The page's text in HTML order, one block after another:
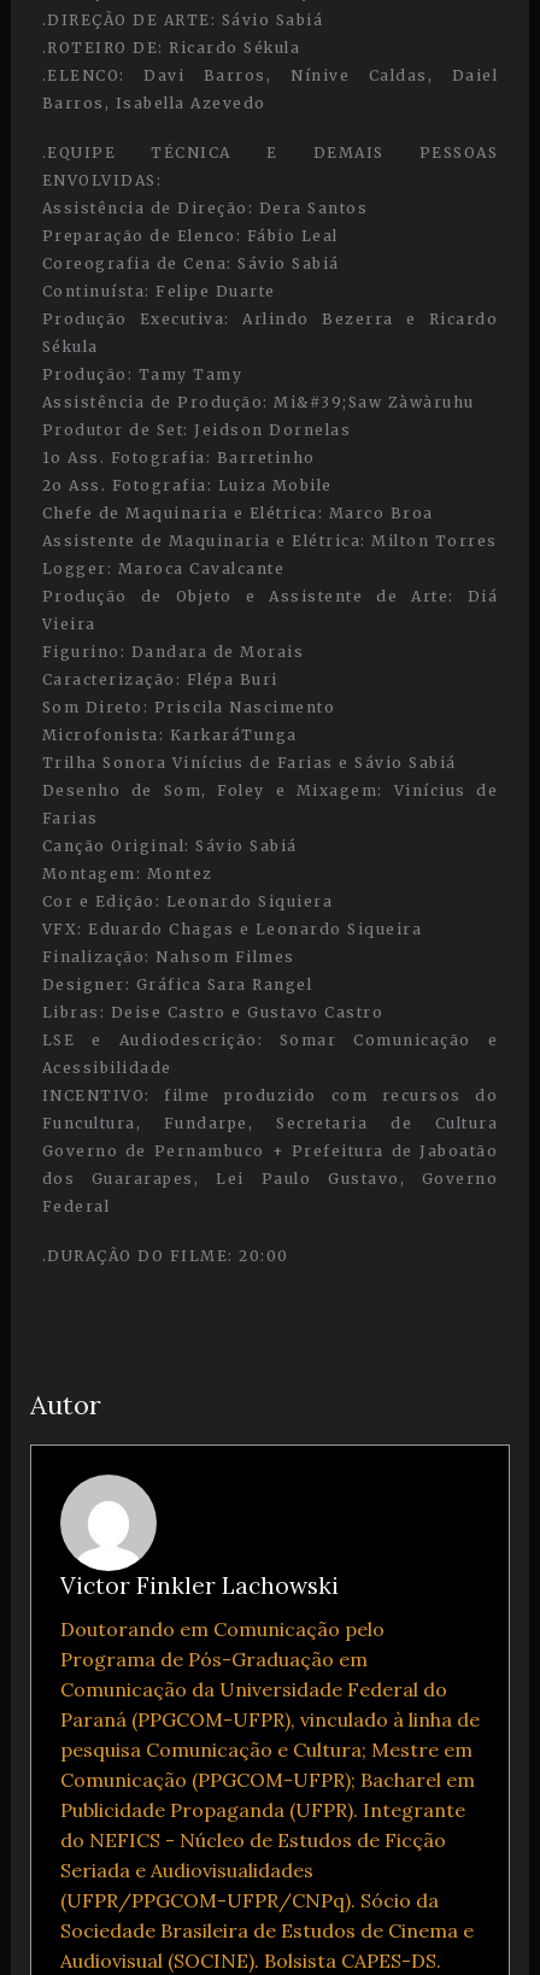
.DIREÇÃO DE ARTE: Sávio Sabiá
.ROTEIRO DE: Ricardo Sékula
.ELENCO: Davi Barros, Nínive Caldas, Daiel
Barros, Isabella Azevedo
.EQUIPE TÉCNICA E DEMAIS PESSOAS
ENVOLVIDAS:
Assistência de Direção: Dera Santos
Preparação de Elenco: Fábio Leal
Coreografia de Cena: Sávio Sabiá
Continuísta: Felipe Duarte
Produção Executiva: Arlindo Bezerra e Ricardo
Sékula
Produção: Tamy Tamy
Assistência de Produção: Mi&#39;Saw Zàwàruhu
Produtor de Set: Jeidson Dornelas
1o Ass. Fotografia: Barretinho
2o Ass. Fotografia: Luiza Mobile
Chefe de Maquinaria e Elétrica: Marco Broa
Assistente de Maquinaria e Elétrica: Milton Torres
Logger: Maroca Cavalcante
Produção de Objeto e Assistente de Arte: Diá
Vieira
Figurino: Dandara de Morais
Caracterização: Flépa Buri
Som Direto: Priscila Nascimento
Microfonista: KarkaráTunga
Trilha Sonora Vinícius de Farias e Sávio Sabiá
Desenho de Som, Foley e Mixagem: Vinícius de
Farias
Canção Original: Sávio Sabiá
Montagem: Montez
Cor e Edição: Leonardo Siquiera
VFX: Eduardo Chagas e Leonardo Siqueira
Finalização: Nahsom Filmes
Designer: Gráfica Sara Rangel
Libras: Deise Castro e Gustavo Castro
LSE e Audiodescrição: Somar Comunicação e
Acessibilidade
INCENTIVO: filme produzido com recursos do
Funcultura, Fundarpe, Secretaria de Cultura
Governo de Pernambuco + Prefeitura de Jaboatão
dos Guararapes, Lei Paulo Gustavo, Governo
Federal
.DURAÇÃO DO FILME: 20:00
Autor
Victor Finkler Lachowski
Doutorando em Comunicação pelo
Programa de Pós-Graduação em
Comunicação da Universidade Federal do
Paraná (PPGCOM-UFPR), vinculado à linha de
pesquisa Comunicação e Cultura; Mestre em
Comunicação (PPGCOM-UFPR); Bacharel em
Publicidade Propaganda (UFPR). Integrante
do NEFICS - Núcleo de Estudos de Ficção
Seriada e Audiovisualidades
(UFPR/PPGCOM-UFPR/CNPq). Sócio da
Sociedade Brasileira de Estudos de Cinema e
Audiovisual (SOCINE). Bolsista CAPES-DS.